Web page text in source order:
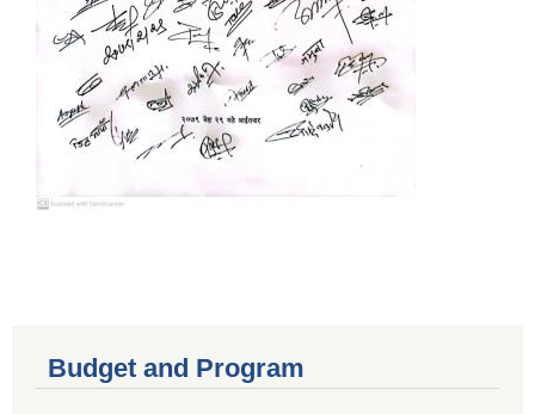
Budget and Program